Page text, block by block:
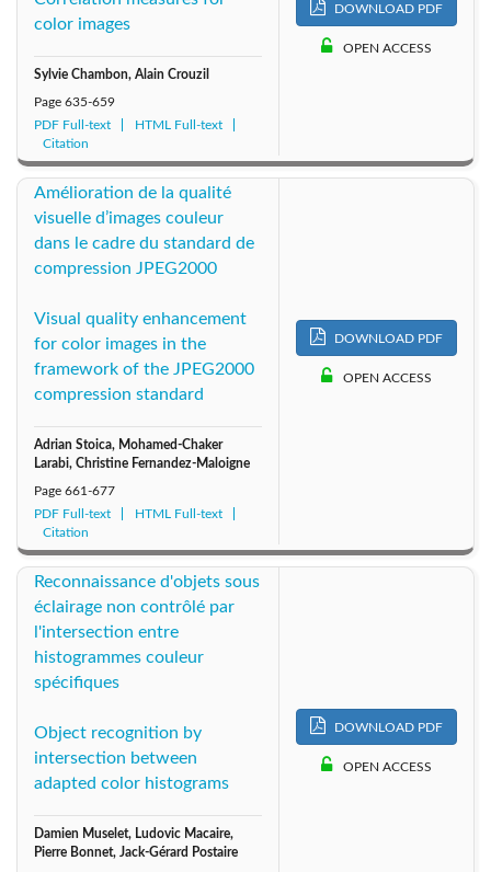
color images
Sylvie Chambon, Alain Crouzil
Page 635-659
PDF Full-text
HTML Full-text
Citation
DOWNLOAD PDF
OPEN ACCESS
Amélioration de la qualité
visuelle d’images couleur
dans le cadre du standard de
compression JPEG2000
Visual quality enhancement
for color images in the
framework of the JPEG2000
compression standard
Adrian Stoica, Mohamed-Chaker
Larabi, Christine Fernandez-Maloigne
Page 661-677
PDF Full-text
HTML Full-text
Citation
DOWNLOAD PDF
OPEN ACCESS
Reconnaissance d'objets sous
éclairage non contrôlé par
l'intersection entre
histogrammes couleur
spécifiques
Object recognition by
intersection between
adapted color histograms
Damien Muselet, Ludovic Macaire,
Pierre Bonnet, Jack-Gérard Postaire
DOWNLOAD PDF
OPEN ACCESS